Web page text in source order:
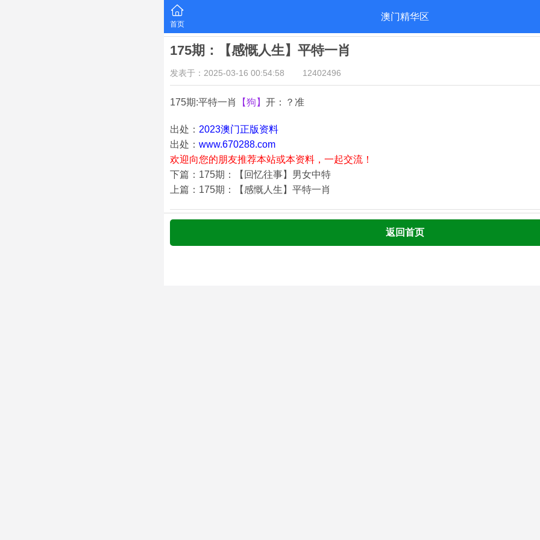
首页
澳门精华区
175期：【感慨人生】平特一肖
发表于：2025-03-16 00:54:58 12402496
175期:平特一肖 【狗】 开：？准
出处： 2023澳门正版资料
出处： www.670288.com
欢迎向您的朋友推荐本站或本资料，一起交流！
下篇：175期：【回忆往事】男女中特
上篇：175期：【感慨人生】平特一肖
返回首页